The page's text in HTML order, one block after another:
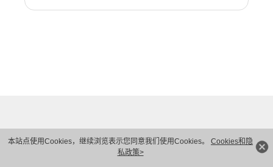
本站点使用Cookies，继续浏览表示您同意我们使用Cookies。 Cookies和隐
私政策>